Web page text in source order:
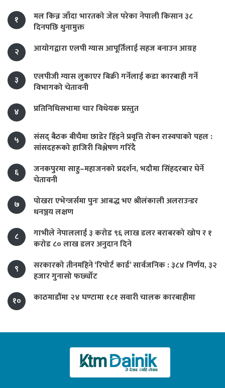
१
मल किन्न जाँदा भारतको जेल परेका नेपाली किसान ३८
दिनपछि थुनामुक्त
२
आयोगद्वारा एलपी ग्यास आपूर्तिलाई सहज बनाउन आग्रह
३
एलपीजी ग्यास लुकाएर बिक्री गर्नेलाई कडा कारबाही गर्ने
विभागको चेतावनी
४
प्रतिनिधिसभामा चार विधेयक प्रस्तुत
५
संसद् बैठक बीचैमा छाडेर हिँड्ने प्रवृत्ति रोक्न रास्वपाको पहल :
सांसदहरूको हाजिरी विश्लेषण गरिँदै
६
जनकपुरमा साहु–महाजनको प्रदर्शन, भदौमा सिंहदरबार घेर्ने
चेतावनी
७
पोखरा एभेन्जर्समा पुनः आबद्ध भए श्रीलंकाली अलराउन्डर
धनञ्जय लक्षण
८
गाभीले नेपाललाई ३ करोड ९६ लाख डलर बराबरको खोप र १
करोड ८० लाख डलर अनुदान दिने
९
सरकारको तीनमहिने ‘रिपोर्ट कार्ड’ सार्वजनिक : ३८४ निर्णय, ३२
हजार गुनासो फर्छ्योट
१०
काठमाडौंमा २४ घण्टामा १८१ सवारी चालक कारबाहीमा